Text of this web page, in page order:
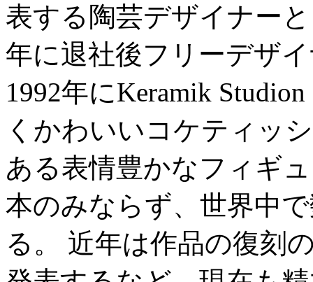
表する陶芸デザイナー
年に退社後フリーデザ
1992年にKeramik
くかわいいコケティッ
ある表情豊かなフィギ
本のみならず、世界中
る。 近年は作品の復刻